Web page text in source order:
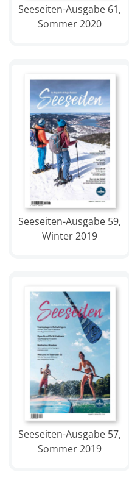
Seeseiten-Ausgabe 61,
Sommer 2020
Seeseiten-Ausgabe 59,
Winter 2019
Seeseiten-Ausgabe 57,
Sommer 2019